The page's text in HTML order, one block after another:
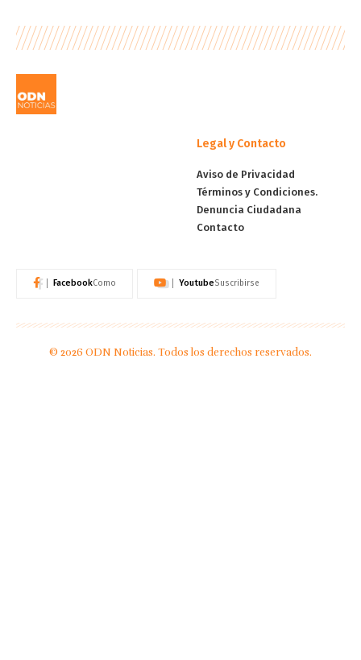
Legal y Contacto
Aviso de Privacidad
Términos y Condiciones.
Denuncia Ciudadana
Contacto
FacebookComo YoutubeSuscribirse
© 2026 ODN Noticias. Todos los derechos reservados.